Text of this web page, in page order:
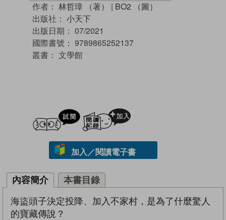
作者： 林哲璋 （著） | BO2 （圖）
出版社： 小天下
出版日期： 07/2021
國際書號： 9789865252137
叢書： 文學館
試閲
加入／閱讀電子書
內容簡介 本書目錄
海盜頭子決定投降、加入不家村，是為了什麼驚人
的寶藏傳說？